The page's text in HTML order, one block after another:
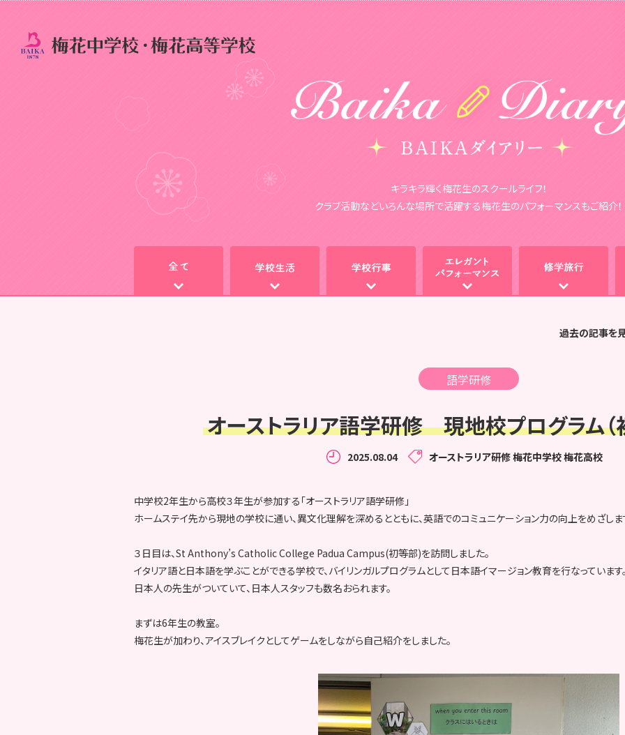
キラキラ輝く梅花生のスクールライフ！
クラブ活動などいろんな場所で活躍する梅花生のパフォーマンスもご紹介！
過去の記事を
語学研修
オーストラリア語学研修 現地校プログラム（
2025.08.04 オーストラリア研修梅花中学校梅花高校
中学校2年生から高校３年生が参加する「オーストラリア語学研修」
ホームステイ先から現地の学校に通い、異文化理解を深めるとともに、英語でのコミュニケーション力の向上をめざしま
３日目は、St Anthony’s Catholic College Padua Campus(初等部)を訪問しました。
イタリア語と日本語を学ぶことができる学校で、バイリンガルプログラムとして日本語イマージョン教育を行なっています
日本人の先生がついていて、日本人スタッフも数名おられます。
まずは6年生の教室。
梅花生が加わり、アイスブレイクとしてゲームをしながら自己紹介をしました。